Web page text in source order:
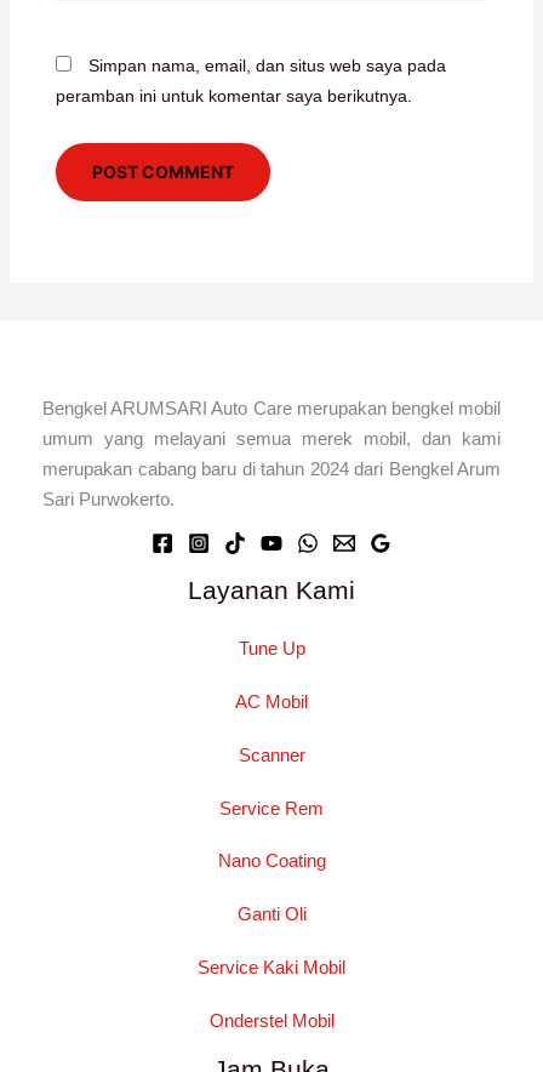
Simpan nama, email, dan situs web saya pada
peramban ini untuk komentar saya berikutnya.
Bengkel ARUMSARI Auto Care merupakan bengkel mobil
umum yang melayani semua merek mobil, dan kami
merupakan cabang baru di tahun 2024 dari Bengkel Arum
Sari Purwokerto.
Layanan Kami
Tune Up
AC Mobil
Scanner
Service Rem
Nano Coating
Ganti Oli
Service Kaki Mobil
Onderstel Mobil